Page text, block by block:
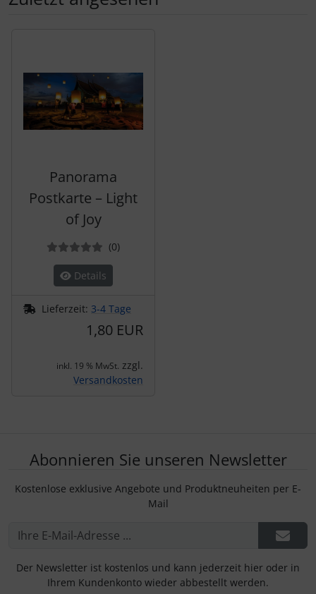
Panorama
Postkarte – Light
of Joy
(0Bewertungen
)
Details
Lieferzeit: 3-4 Tage
1,80 EUR
inkl. 19 % MwSt. zzgl.
Versandkosten
Abonnieren Sie unseren Newsletter
Kostenlose exklusive Angebote und Produktneuheiten per E-
Mail
Der Newsletter ist kostenlos und kann jederzeit hier oder in
Ihrem Kundenkonto wieder abbestellt werden.